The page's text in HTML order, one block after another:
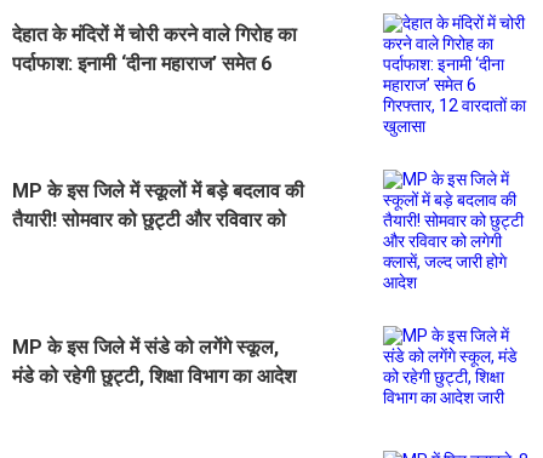
देहात के मंदिरों में चोरी करने वाले गिरोह का
पर्दाफाश: इनामी ‘दीना महाराज’ समेत 6
MP के इस जिले में स्कूलों में बड़े बदलाव की
तैयारी! सोमवार को छुट्टी और रविवार को
MP के इस जिले में संडे को लगेंगे स्कूल,
मंडे को रहेगी छुट्टी, शिक्षा विभाग का आदेश